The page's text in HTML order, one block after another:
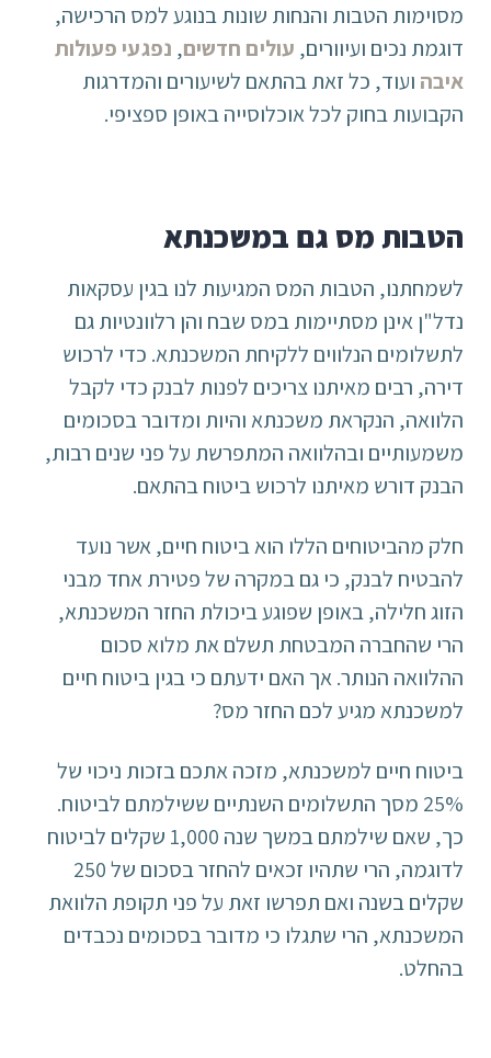
מסוימות הטבות והנחות שונות בנוגע למס הרכישה,
דוגמת נכים ועיוורים, עולים חדשים, נפגעי פעולות
איבה ועוד, כל זאת בהתאם לשיעורים והמדרגות
הקבועות בחוק לכל אוכלוסייה באופן ספציפי.
הטבות מס גם במשכנתא
לשמחתנו, הטבות המס המגיעות לנו בגין עסקאות
נדל"ן אינן מסתיימות במס שבח והן רלוונטיות גם
לתשלומים הנלווים ללקיחת המשכנתא. כדי לרכוש
דירה, רבים מאיתנו צריכים לפנות לבנק כדי לקבל
הלוואה, הנקראת משכנתא והיות ומדובר בסכומים
משמעותיים ובהלוואה המתפרשת על פני שנים רבות,
הבנק דורש מאיתנו לרכוש ביטוח בהתאם.
חלק מהביטוחים הללו הוא ביטוח חיים, אשר נועד
להבטיח לבנק, כי גם במקרה של פטירת אחד מבני
הזוג חלילה, באופן שפוגע ביכולת החזר המשכנתא,
הרי שהחברה המבטחת תשלם את מלוא סכום
ההלוואה הנותר. אך האם ידעתם כי בגין ביטוח חיים
למשכנתא מגיע לכם החזר מס?
ביטוח חיים למשכנתא, מזכה אתכם בזכות ניכוי של
25% מסך התשלומים השנתיים ששילמתם לביטוח.
כך, שאם שילמתם במשך שנה 1,000 שקלים לביטוח
לדוגמה, הרי שתהיו זכאים להחזר בסכום של 250
שקלים בשנה ואם תפרשו זאת על פני תקופת הלוואת
המשכנתא, הרי שתגלו כי מדובר בסכומים נכבדים
בהחלט.